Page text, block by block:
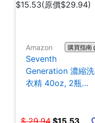
Amazon 購買指南
Seventh
Generation 濃縮洗
衣精 40oz, 2瓶
$ 29.94 $15.53